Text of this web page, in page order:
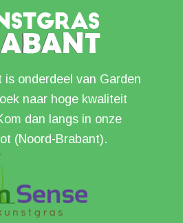
is onderdeel van Garden
naar hoge kwaliteit
dan langs in onze
(Noord-Brabant).